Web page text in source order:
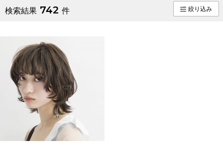
検索結果 742 件 絞り込み